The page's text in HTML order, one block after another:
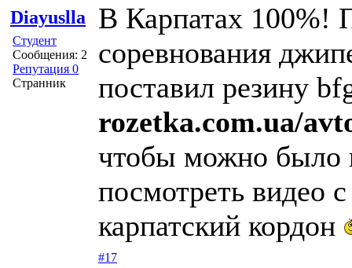
Diayuslla
Студент
Сообщения: 2
Репутация 0
Странник
В Карпатах 100%!
соревнования
поставил резину
rozetka.com.ua/
чтобы можно было
посмотреть видео
карпатский кордон
#17